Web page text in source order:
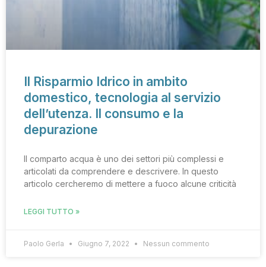
Il Risparmio Idrico in ambito
domestico, tecnologia al servizio
dell’utenza. Il consumo e la
depurazione
Il comparto acqua è uno dei settori più complessi e
articolati da comprendere e descrivere. In questo
articolo cercheremo di mettere a fuoco alcune criticità
LEGGI TUTTO »
Paolo Gerla Giugno 7, 2022 Nessun commento